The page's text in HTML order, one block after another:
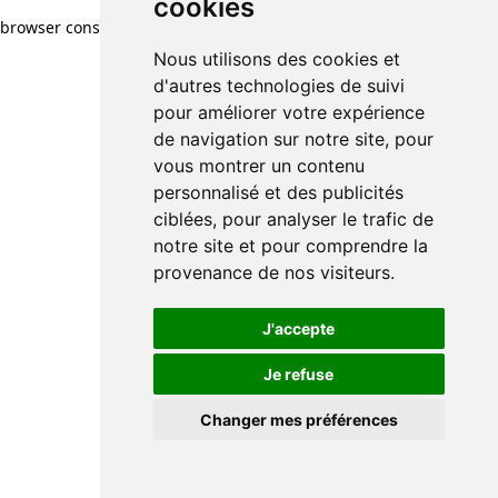
cookies
Nous utilisons des cookies et
d'autres technologies de suivi
pour améliorer votre expérience
de navigation sur notre site, pour
vous montrer un contenu
personnalisé et des publicités
ciblées, pour analyser le trafic de
notre site et pour comprendre la
provenance de nos visiteurs.
J'accepte
Je refuse
Changer mes préférences
browser console for more information)